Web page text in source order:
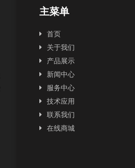
主菜单
首页
关于我们
产品展示
新闻中心
服务中心
技术应用
联系我们
在线商城